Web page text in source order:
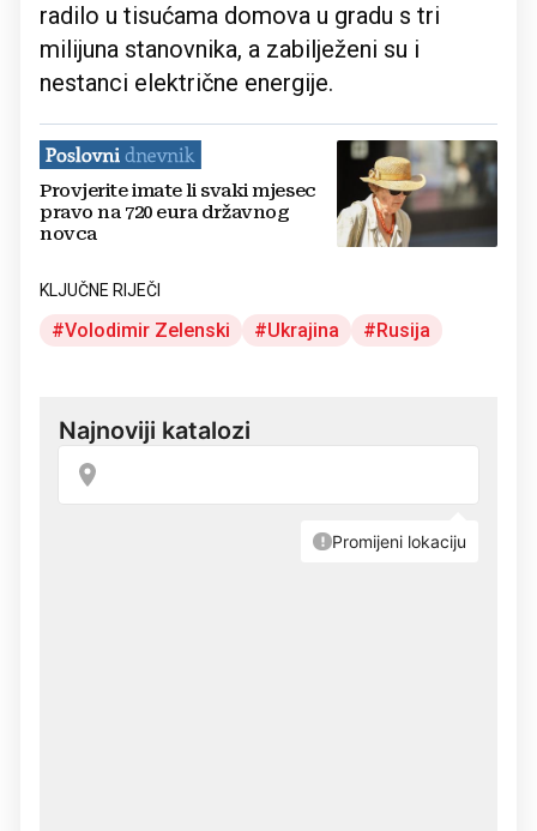
radilo u tisućama domova u gradu s tri
milijuna stanovnika, a zabilježeni su i
nestanci električne energije.
Provjerite imate li svaki mjesec
pravo na 720 eura državnog
novca
KLJUČNE RIJEČI
Volodimir Zelenski Ukrajina Rusija